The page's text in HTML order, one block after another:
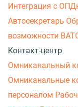
Интеграция с
Автосекретарь
возможности
Контакт-центр
Омниканальный
Омниканальные
персоналом